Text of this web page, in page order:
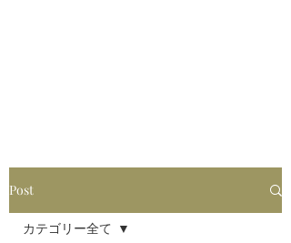
Post
カテゴリー全て